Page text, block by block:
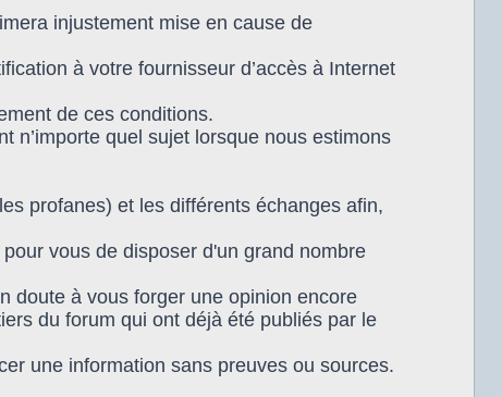
injustement mise en cause de
à votre fournisseur d’accès à Internet
de ces conditions.
n’importe quel sujet lorsque nous estimons
profanes) et les différents échanges afin,
vous de disposer d'un grand nombre
doute à vous forger une opinion encore
du forum qui ont déjà été publiés par le
une information sans preuves ou sources.